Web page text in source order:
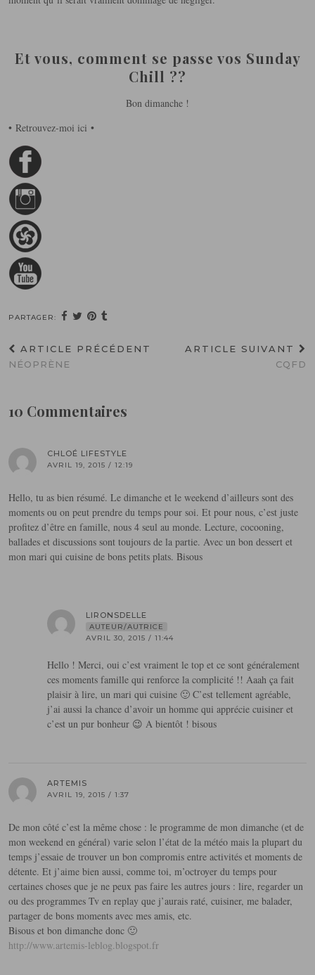
Et vous, comment se passe vos Sunday
Chill ??
Bon dimanche !
• Retrouvez-moi ici •
PARTAGER:
ARTICLE PRÉCÉDENT
NÉOPRÈNE
ARTICLE SUIVANT
CQFD
10 Commentaires
CHLOÉ LIFESTYLE
AVRIL 19, 2015 / 12:19
Hello, tu as bien résumé. Le dimanche et le weekend d’ailleurs sont des
moments ou on peut prendre du temps pour soi. Et pour nous, c’est juste
profitez d’être en famille, nous 4 seul au monde. Lecture, cocooning,
ballades et discussions sont toujours de la partie. Avec un bon dessert et
mon mari qui cuisine de bons petits plats. Bisous
LIRONSDELLE
AUTEUR/AUTRICE
AVRIL 30, 2015 / 11:44
Hello ! Merci, oui c’est vraiment le top et ce sont généralement
ces moments famille qui renforce la complicité !! Aaah ça fait
plaisir à lire, un mari qui cuisine 🙂 C’est tellement agréable,
j’ai aussi la chance d’avoir un homme qui apprécie cuisiner et
c’est un pur bonheur 😉 A bientôt ! bisous
ARTEMIS
AVRIL 19, 2015 / 1:37
De mon côté c’est la même chose : le programme de mon dimanche (et de
mon weekend en général) varie selon l’état de la météo mais la plupart du
temps j’essaie de trouver un bon compromis entre activités et moments de
détente. Et j’aime bien aussi, comme toi, m’octroyer du temps pour
certaines choses que je ne peux pas faire les autres jours : lire, regarder un
ou des programmes Tv en replay que j’aurais raté, cuisiner, me balader,
partager de bons moments avec mes amis, etc.
Bisous et bon dimanche donc 🙂
http://www.artemis-leblog.blogspot.fr